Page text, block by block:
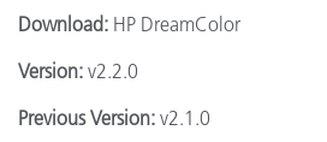
Download: HP DreamColor
Version: v2.2.0
Previous Version: v2.1.0